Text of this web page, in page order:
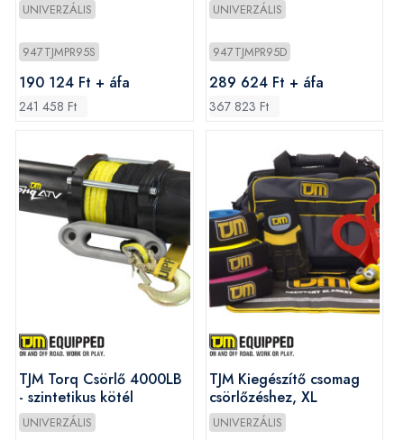
UNIVERZÁLIS
947TJMPR95S
190 124 Ft + áfa
241 458 Ft
UNIVERZÁLIS
947TJMPR95D
289 624 Ft + áfa
367 823 Ft
TJM Torq Csörlő 4000LB
- szintetikus kötél
UNIVERZÁLIS
TJM Kiegészítő csomag
csörlőzéshez, XL
UNIVERZÁLIS